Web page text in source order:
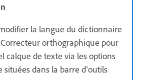
la langue du dictionnaire
orthographique pour
calque de texte via les options
situées dans la barre d’outils